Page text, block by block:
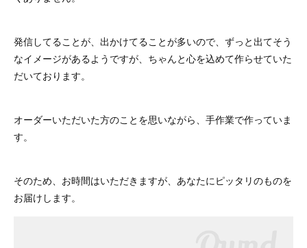
発信してることが、出かけてることが多いので、ずっと出てそう
なイメージがあるようですが、ちゃんと心を込めて作らせていた
だいております。
オーダーいただいた方のことを思いながら、手作業で作っていま
す。
そのため、お時間はいただきますが、あなたにピッタリのものを
お届けします。